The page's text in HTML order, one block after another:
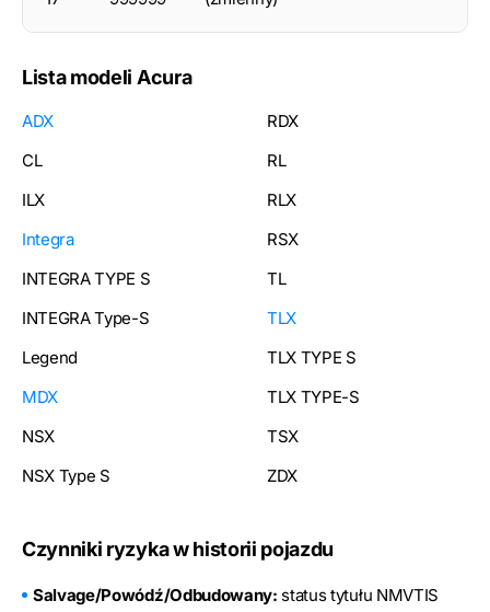
Lista modeli Acura
ADX
CL
ILX
Integra
INTEGRA TYPE S
INTEGRA Type-S
Legend
MDX
NSX
NSX Type S
RDX
RL
RLX
RSX
TL
TLX
TLX TYPE S
TLX TYPE-S
TSX
ZDX
Czynniki ryzyka w historii pojazdu
Salvage/Powódź/Odbudowany: status tytułu NMVTIS